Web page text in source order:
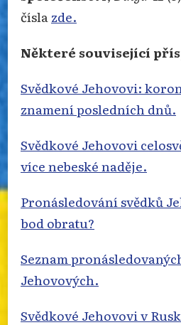
čísla zde.
Některé související
Svědkové Jehovovi:
znamení posledních dnů.
Svědkové Jehovovi
více nebeské naděje.
Pronásledování svědků
bod obratu?
Seznam
Jehovových.
Svědkové Jehovovi v